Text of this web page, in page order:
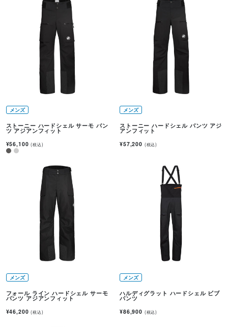
メンズ
ストーニー ハードシェル サーモ パン
ツ アジアンフィット
¥56,100(税込)
メンズ
ストーニー ハードシェル パンツ アジ
アンフィット
¥57,200 (税込)
メンズ
フォール ライン ハードシェル サーモ
パンツ アジアンフィット
¥46,200(税込)
メンズ
ハルディグラット ハードシェル ビブ
パンツ
¥86,900 (税込)